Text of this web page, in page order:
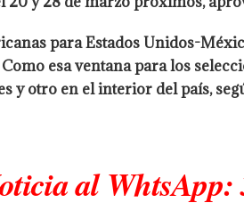
para Estados Unidos-
esa ventana para los
y otro en el interior del país,
al WhtsApp: